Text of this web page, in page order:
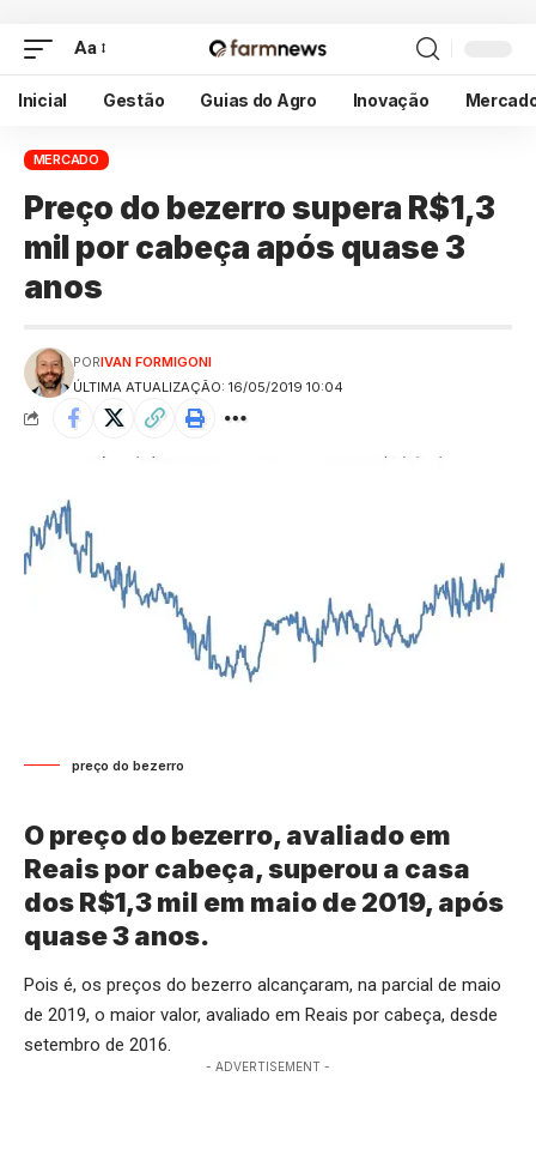
Aa
Inicial Gestão Guias do Agro Inovação
MERCADO
Preço do bezerro supera R$1,3
mil por cabeça após quase 3
anos
ÚLTIMA ATUALIZAÇÃO: 16/05/2019 10:04
PORIVAN FORMIGONI
preço do bezerro
O preço do bezerro, avaliado em
Reais por cabeça, superou a casa
dos R$1,3 mil em maio de 2019, após
quase 3 anos.
Pois é, os preços do bezerro alcançaram, na parcial de maio
de 2019, o maior valor, avaliado em Reais por cabeça, desde
setembro de 2016.
- ADVERTISEMENT -